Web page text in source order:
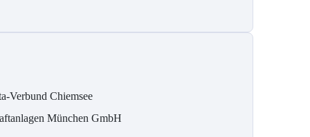
Verbund Chiemsee
München GmbH